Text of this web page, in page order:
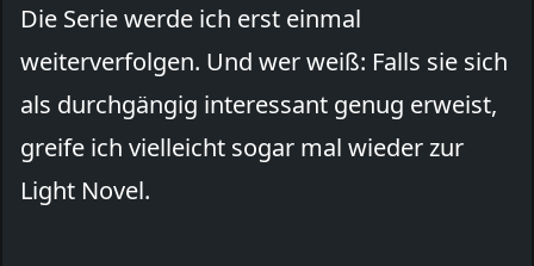
Die Serie werde ich erst einmal
weiterverfolgen. Und wer weiß: Falls sie sich
als durchgängig interessant genug erweist,
greife ich vielleicht sogar mal wieder zur
Light Novel.